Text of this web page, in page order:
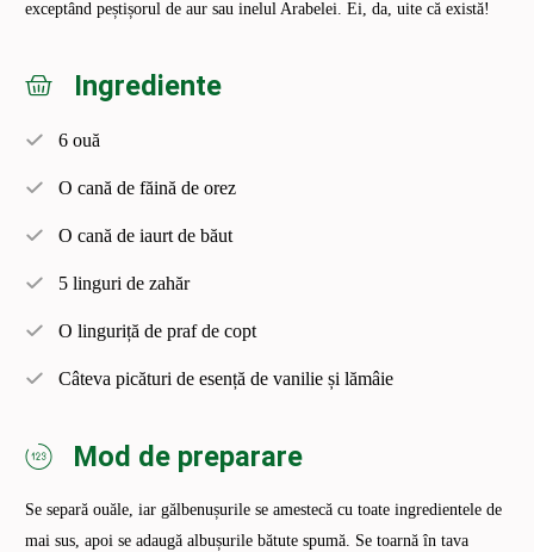
exceptând peștișorul de aur sau inelul Arabelei. Ei, da, uite că există!
Ingrediente
6 ouă
O cană de făină de orez
O cană de iaurt de băut
5 linguri de zahăr
O linguriță de praf de copt
Câteva picături de esență de vanilie și lămâie
Mod de preparare
Se separă ouăle, iar gălbenușurile se amestecă cu toate ingredientele de
mai sus, apoi se adaugă albușurile bătute spumă. Se toarnă în tava